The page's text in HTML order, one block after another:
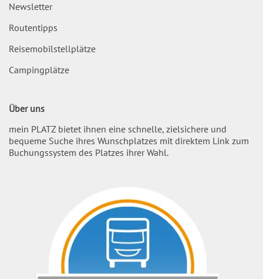
Newsletter
Routentipps
Reisemobilstellplätze
Campingplätze
Über uns
mein PLATZ bietet ihnen eine schnelle, zielsichere und
bequeme Suche ihres Wunschplatzes mit direktem Link zum
Buchungssystem des Platzes ihrer Wahl.